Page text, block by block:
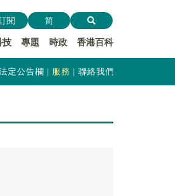
技 專題 時政 香港百科
閱 简
定公告欄 服務 聯絡我們